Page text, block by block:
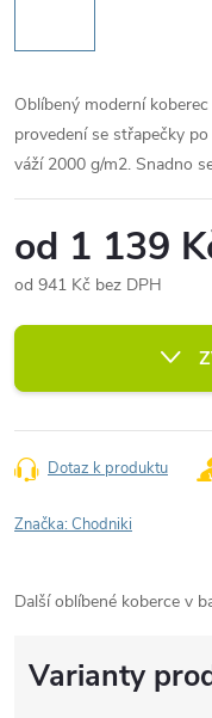
Oblíbený moderní
provedení se střapečky
váží 2000 g/m2. Snadno
od 1 139
od 941 Kč bez DPH
cena:
Dotaz k produktu
Značka:Chodniki
Další oblíbené koberce v